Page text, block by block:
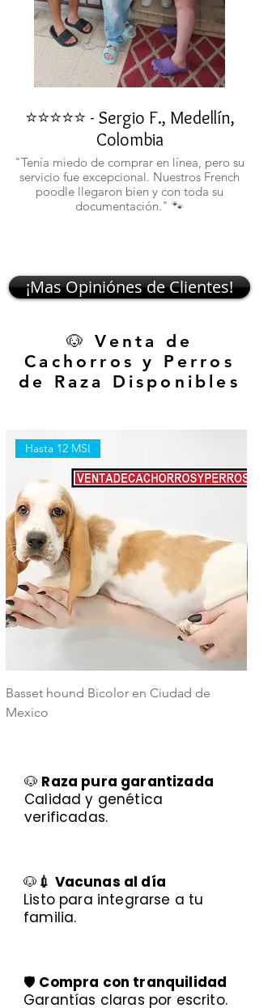
⭐⭐⭐⭐⭐ - Sergio F., Medellín,
Colombia
"Tenía miedo de comprar en línea, pero su
servicio fue excepcional. Nuestros French
poodle llegaron bien y con toda su
documentación." 🐾
¡Mas Opiniónes de Clientes!
🐶 Venta de
Cachorros y Perros
de Raza Disponibles
Hasta 12 MSI
Basset hound Bicolor en Ciudad de
Mexico
🐶 Raza pura garantizada
Calidad y genética
verificadas.
🐶 💉 Vacunas al día
Listo para integrarse a tu
familia.
🛡️ Compra con tranquilidad
Garantías claras por escrito.